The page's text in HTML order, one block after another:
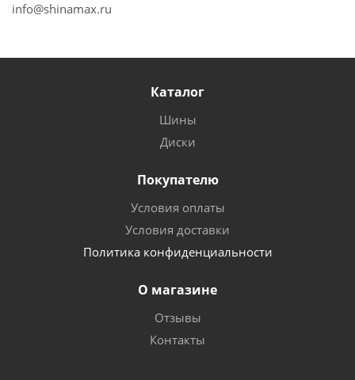
info@shinamax.ru
Каталог
Шины
Диски
Покупателю
Условия оплаты
Условия доставки
Политика конфиденциальности
О магазине
Отзывы
Контакты